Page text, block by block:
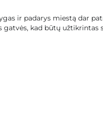
ir padarys miestą dar
kad būtų užtikrintas